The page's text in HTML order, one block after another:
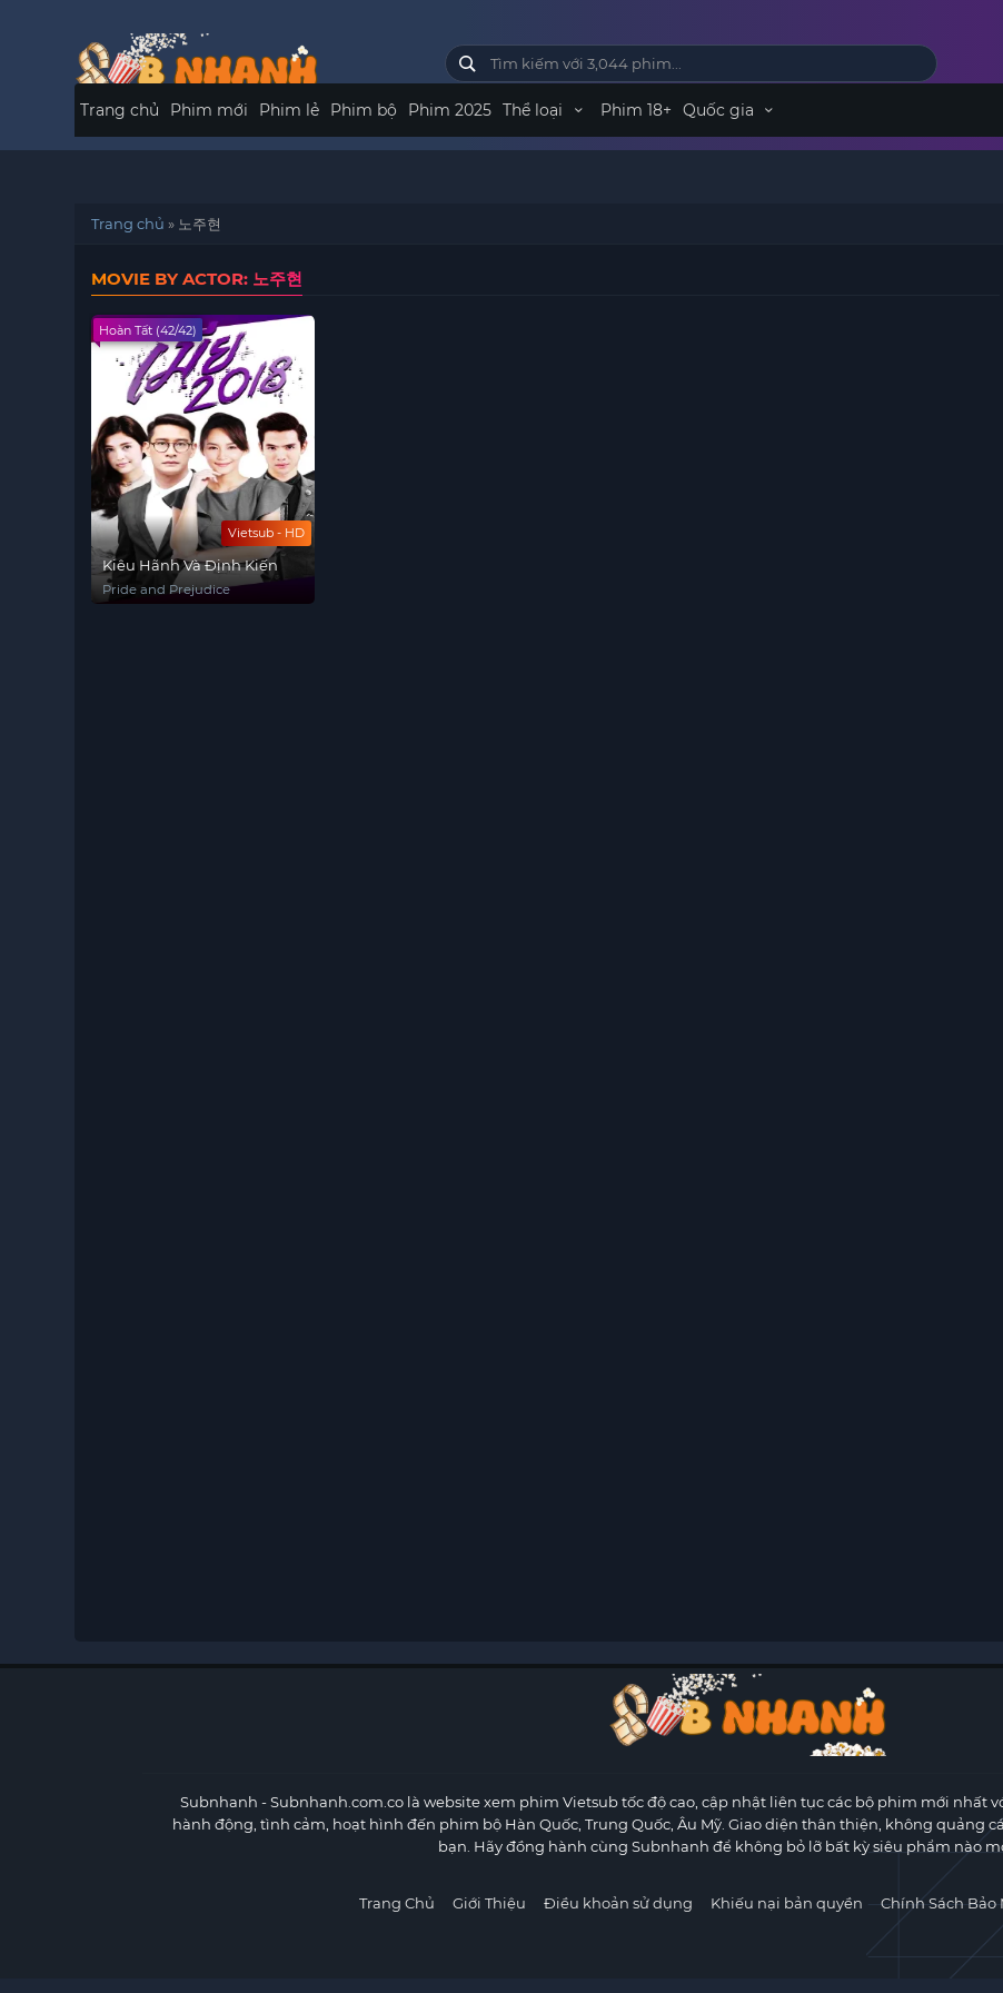
Trang chủ Phim mới Phim lẻ Phim bộ Phim 2025 Thể loại Phim 18+ Quốc gia
Trang chủ » 노주현
MOVIE BY ACTOR: 노주현
Vietsub - HD
Hoàn Tất (42/42)
Kiêu Hãnh Và Định Kiến
Pride and Prejudice
Subnhanh - Subnhanh.com.co là website xem phim Vietsub tốc độ cao, cập nhật liên tục các bộ phim mới nhất
hành động, tình cảm, hoạt hình đến phim bộ Hàn Quốc, Trung Quốc, Âu Mỹ. Giao diện thân thiện, không quảng
bạn. Hãy đồng hành cùng Subnhanh để không bỏ lỡ bất kỳ siêu phẩm nào
Trang Chủ Giới Thiệu Điều khoản sử dụng Khiếu nại bản quyền Chính Sách Bảo